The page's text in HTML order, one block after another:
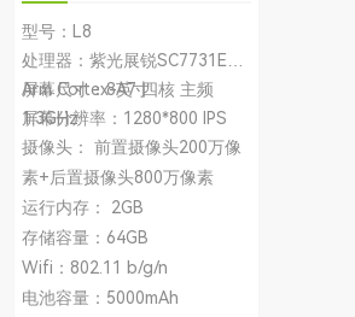
型号：L8
处理器：紫光展锐SC7731E
Arm Cortex-A7 四核 主频
1.3GHz
屏幕尺寸：8英寸
屏幕分辨率：1280*800 IPS
摄像头： 前置摄像头200万像
素+后置摄像头800万像素
运行内存： 2GB
存储容量：64GB
Wifi：802.11 b/g/n
电池容量：5000mAh